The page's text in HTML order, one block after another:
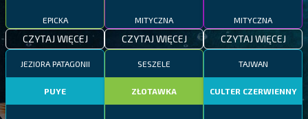
EPICKA
CZYTAJ WIĘCEJ
MITYCZNA
CZYTAJ WIĘCEJ
MITYCZNA
CZYTAJ WIĘCEJ
JEZIORA PATAGONII
PUYE
SESZELE
ZŁOTAWKA
TAJWAN
CULTER CZERWIENNY